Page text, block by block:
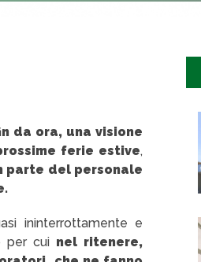
da ora, una visione
ferie estive,
parte del personale
ininterrottamente e
per cui nel ritenere,